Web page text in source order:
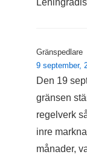
Gränspedlare
9 september,
Den 19
gränsen
regelverk
inre
månader,